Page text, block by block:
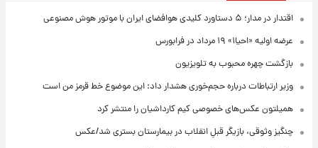
اقتدار در مدار؛ ۵ دستاورد کلیدی هوافضای ایران با موتور هوش مصنوعی
عرضه اولیه «احیا۱» ۱۹ مرداد در فرابورس
بازگشت چهره محبوب به تلویزیون
وزیر ارتباطات درباره حجم‌خوری هشدار داد: این موضوع خط قرمز من است
همیلتون عکس‌های خصوصی کیم‌ کارداشیان را منتشر کرد
چنگیز وثوقی، بازیگر قبلِ انقلاب در بیمارستان بستری شد/عکس